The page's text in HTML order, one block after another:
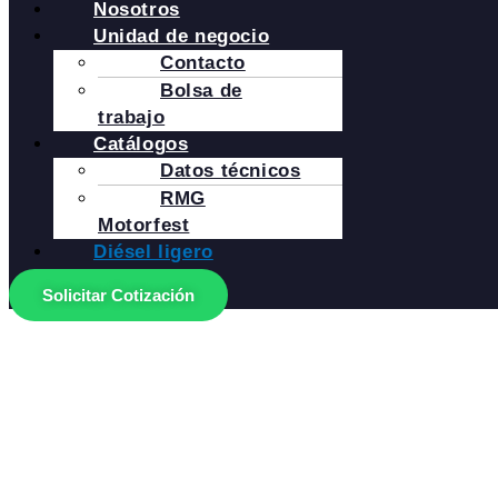
Nosotros
Unidad de negocio
Contacto
Bolsa de
trabajo
Catálogos
Datos técnicos
RMG
Motorfest
Diésel ligero
Solicitar Cotización